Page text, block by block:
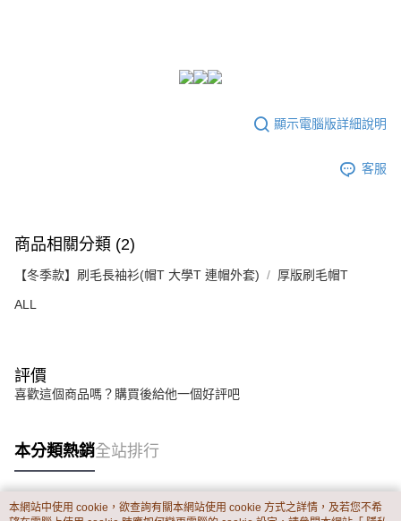
3.完整用戶服務條款，請詳閱以下連結：https://oppay.tw/userRule
https://netprotections.freshdesk.com/support/home
１．透過由恩沛科技股份有限公司提供之「AFTEE先享後付」服務完成之交
易，需依本服務之必要範圍內提供個人資料，並將交易相關給付款項請求債
任。
４．使用「AFTEE先享後付」時，將依據個別帳號之用戶狀況，依本公司即
請求用戶進行身份認證。
５．嚴禁一人註冊多個帳號或使用他人資訊註冊。若發現惡意使用之情形，
顯示電腦版詳細說明
客服
商品相關分類 (2)
【冬季款】刷毛長袖衫(帽T 大學T 連帽外套) 厚版刷毛帽T
ALL
評價
喜歡這個商品嗎？購買後給他一個好評吧
本分類熱銷全站排行
本網站中使用 cookie，欲查詢有關本網站使用 cookie 方式之詳情，及若您不希